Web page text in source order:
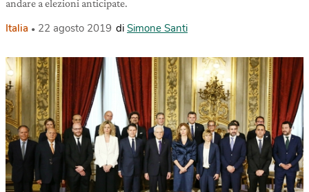
andare a elezioni anticipate.
Italia 22 agosto 2019 di Simone Santi